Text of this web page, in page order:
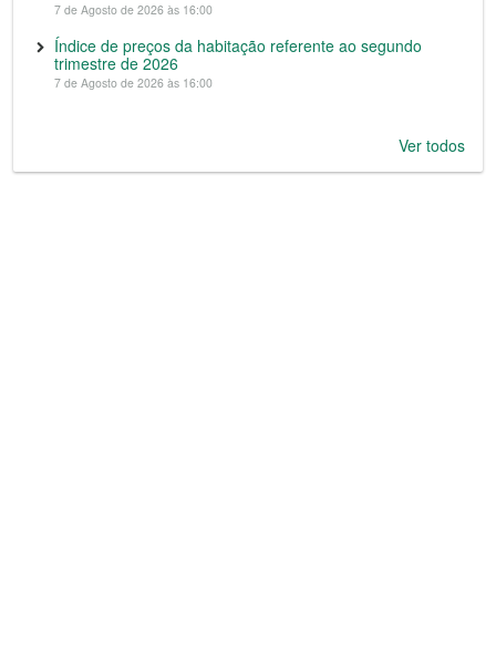
7 de Agosto de 2026 às 16:00
Índice de preços da habitação referente ao segundo
trimestre de 2026
7 de Agosto de 2026 às 16:00
Ver todos